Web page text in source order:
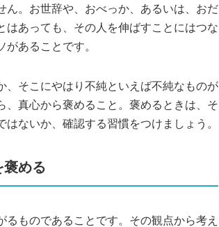
ん。お世辞や、おべっか、あるいは、おだ
あっても、その人を伸ばすことにはつな
あることです。
、そこにやはり不純といえば不純なものが
真心から褒めること。褒めるときは、そ
ないか、確認する習慣をつけましょう。
褒める
ものであることです。その観点から考え